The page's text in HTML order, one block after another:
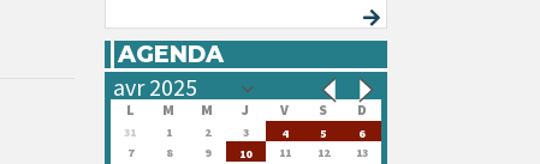
AGENDA
L M M J V S D
31 1 2 3 4 5
6
7
8 9 10 11 12
13